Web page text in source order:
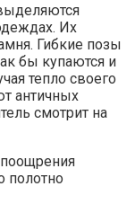
Их
Гибкие позы
бы купаются и
тепло своего
античных
смотрит на
полотно